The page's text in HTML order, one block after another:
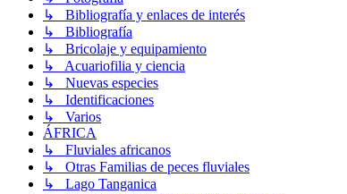
↳ Bibliografía y enlaces de interés
↳ Bibliografía
↳ Bricolaje y equipamiento
↳ Acuariofilia y ciencia
↳ Nuevas especies
↳ Identificaciones
↳ Varios
ÁFRICA
↳ Fluviales africanos
↳ Otras Familias de peces fluviales
↳ Lago Tanganica